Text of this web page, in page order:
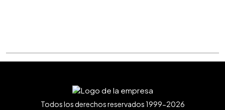
Todos los derechos reservados 1999-2026